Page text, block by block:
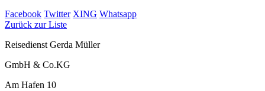
Facebook Twitter XING Whatsapp
Zurück zur Liste
Reisedienst Gerda Müller
GmbH & Co.KG
Am Hafen 10